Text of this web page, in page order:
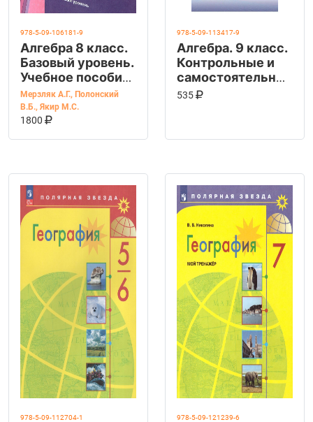
978-5-09-106181-9
Алгебра 8 класс.
Базовый уровень.
Учебное пособие.
ФГОС
Мерзляк А.Г., Полонский
В.Б., Якир М.С.
1800
В КОРЗИНУ
978-5-09-113417-9
Алгебра. 9 класс.
Контрольные и
самостоятельные
работы
535
В КОРЗИНУ
978-5-09-112704-1 978-5-09-121239-6